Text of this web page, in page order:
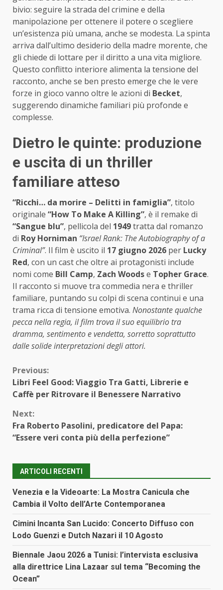
bivio: seguire la strada del crimine e della
manipolazione per ottenere il potere o scegliere
un’esistenza più umana, anche se modesta. La spinta
arriva dall’ultimo desiderio della madre morente, che
gli chiede di lottare per il diritto a una vita migliore.
Questo conflitto interiore alimenta la tensione del
racconto, anche se ben presto emerge che le vere
forze in gioco vanno oltre le azioni di Becket,
suggerendo dinamiche familiari più profonde e
complesse.
Dietro le quinte: produzione
e uscita di un thriller
familiare atteso
“Ricchi… da morire – Delitti in famiglia”, titolo
originale “How To Make A Killing”, è il remake di
“Sangue blu”, pellicola del 1949tratta dal romanzo
di Roy Horniman “Israel Rank: The Autobiography of a
Criminal”. Il film è uscito il 17 giugno 2026 per Lucky
Red, con un cast che oltre ai protagonisti include
nomi come Bill Camp, Zach Woodse Topher Grace.
Il racconto si muove tra commedia nera e thriller
familiare, puntando su colpi di scena continui e una
trama ricca di tensione emotiva. Nonostante qualche
pecca nella regia, il film trova il suo equilibrio tra
dramma, sentimento e vendetta, sorretto soprattutto
dalle solide interpretazioni degli attori.
Continue
Reading
Previous:
Libri Feel Good: Viaggio Tra Gatti, Librerie e
Caffè per Ritrovare il Benessere Narrativo
Next:
Fra Roberto Pasolini, predicatore del Papa:
“Essere veri conta più della perfezione”
ARTICOLI RECENTI
Venezia e la Videoarte: La Mostra Canicula che
Cambia il Volto dell’Arte Contemporanea
Cimini Incanta San Lucido: Concerto Diffuso con
Lodo Guenzi e Dutch Nazari il 10 Agosto
Biennale Jaou 2026 a Tunisi: l’intervista esclusiva
alla direttrice Lina Lazaar sul tema “Becoming the
Ocean”